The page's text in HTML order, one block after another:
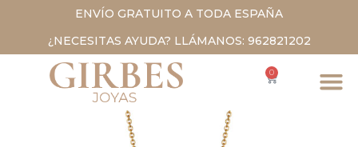
ENVÍO GRATUITO A TODA ESPAÑA
¿NECESITAS AYUDA? LLÁMANOS: 962821202
0